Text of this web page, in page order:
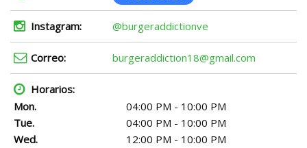
Instagram: @burgeraddictionve
Correo: burgeraddiction18@gmail.com
Horarios:
Mon.
04:00 PM - 10:00 PM
Tue.
04:00 PM - 10:00 PM
Wed.
12:00 PM - 10:00 PM